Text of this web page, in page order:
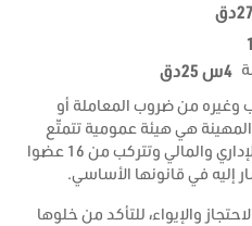
1
4س 25دق
وغيره من ضروب المعاملة أو
المهينة هي هيئة عمومية تتمتّع
بالشخصية المعنوية والاستقلال الإداري والمالي وتتركب من 16 عضوا
في قانونها الأساسي.
والإيواء، للتأكد من خلوها